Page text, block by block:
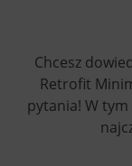
Chcesz
Retrofit
pytania! W